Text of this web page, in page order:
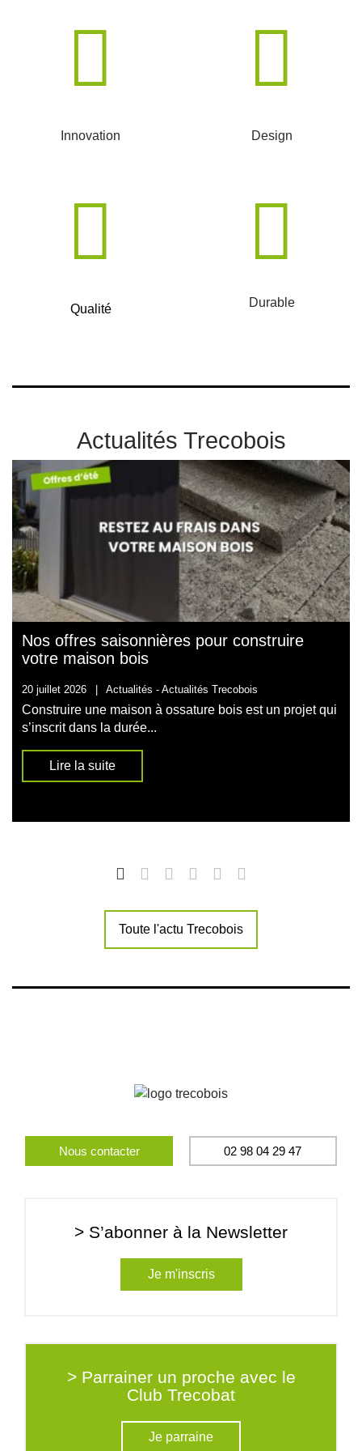
Innovation Design
Qualité Durable
Actualités Trecobois
Nos offres saisonnières pour construire
votre maison bois
20 juillet 2026 Actualités - Actualités Trecobois
Construire une maison à ossature bois est un projet qui
s’inscrit dans la durée...
Lire la suite
Toute l'actu Trecobois
Nous contacter 02 98 04 29 47
> S’abonner à la Newsletter
Je m'inscris
> Parrainer un proche avec le
Club Trecobat
Je parraine